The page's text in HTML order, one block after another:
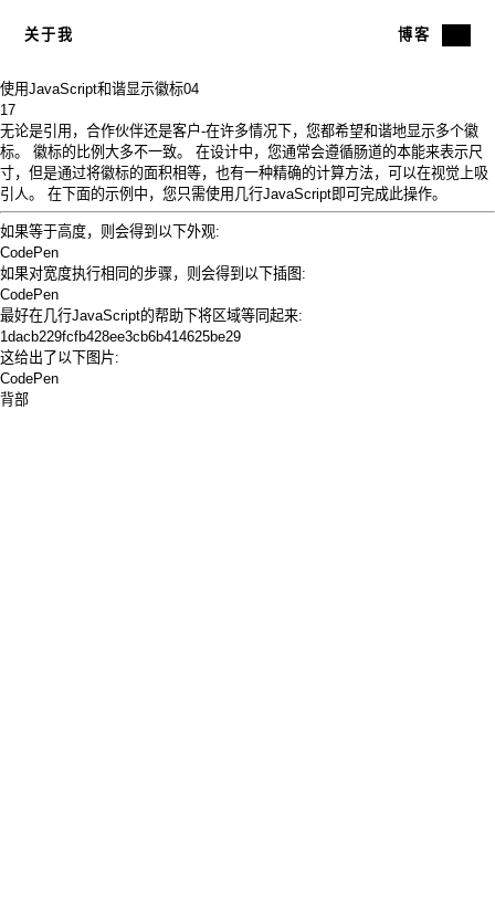
关于我 博客
使用JavaScript和谐显示徽标04
17
无论是引用，合作伙伴还是客户-在许多情况下，您都希望和谐地显示多个徽
标。 徽标的比例大多不一致。 在设计中，您通常会遵循肠道的本能来表示尺
寸，但是通过将徽标的面积相等，也有一种精确的计算方法，可以在视觉上吸
引人。 在下面的示例中，您只需使用几行JavaScript即可完成此操作。
如果等于高度，则会得到以下外观:
CodePen
如果对宽度执行相同的步骤，则会得到以下插图:
CodePen
最好在几行JavaScript的帮助下将区域等同起来:
1dacb229fcfb428ee3cb6b414625be29
这给出了以下图片:
CodePen
背部